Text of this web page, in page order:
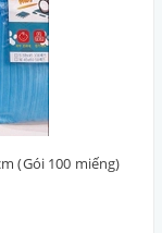
(Gói 100 miếng)